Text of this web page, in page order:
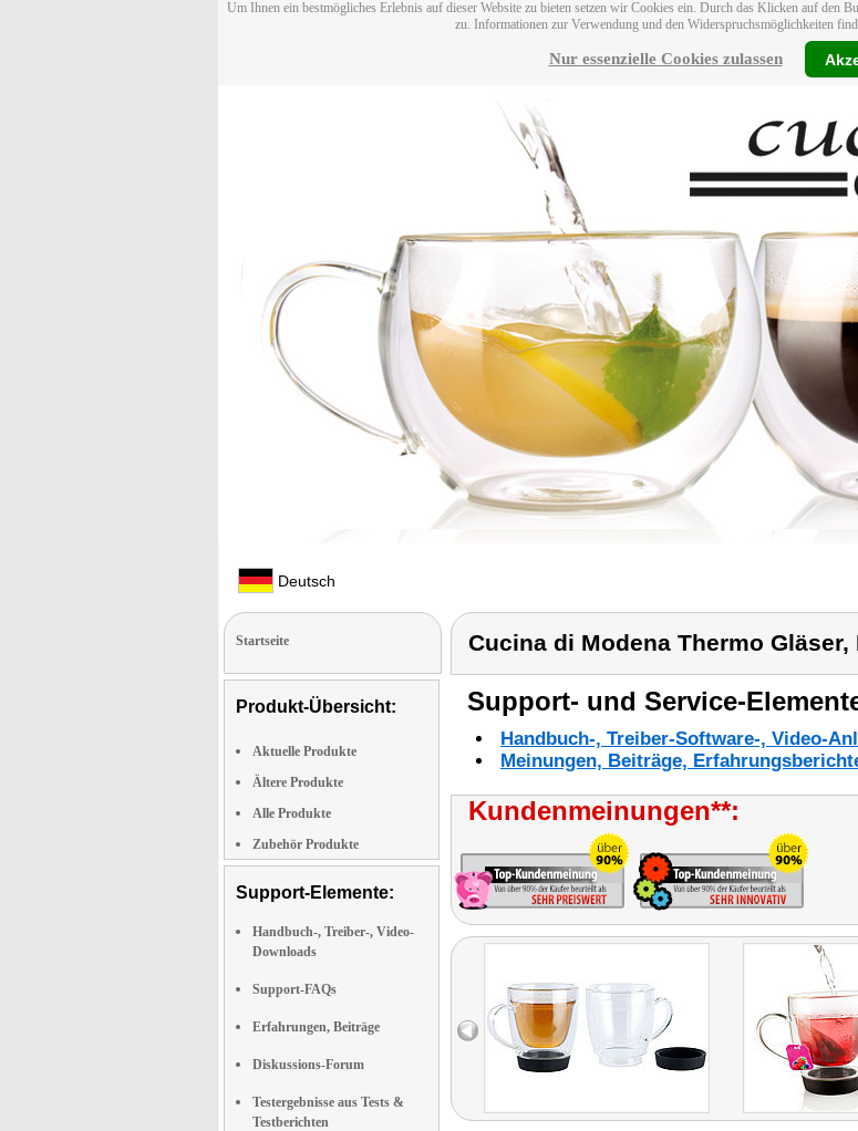
Um Ihnen ein bestmögliches Erlebnis auf dieser Website zu bieten setzen wir Cookies ein. Durch das Klicken auf den
zu. Informationen zur Verwendung und den Widerspruchsmöglichkeiten
Nur essenzielle Cookies zulassen
Deutsch
Startseite
Produkt-Übersicht:
Aktuelle Produkte
Ältere Produkte
Alle Produkte
Zubehör Produkte
Support-Elemente:
Handbuch-, Treiber-, Video-
Downloads
Support-FAQs
Erfahrungen, Beiträge
Diskussions-Forum
Testergebnisse aus Tests &
Testberichten
Cucina di Modena Thermo
Support- und Service-
Handbuch-, Treiber-Software-, Video-
Meinungen, Beiträge,
Kundenmeinungen**: